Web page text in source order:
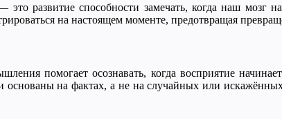
развитие способности замечать, когда наш мозг
на настоящем моменте, предотвращая
помогает осознавать, когда восприятие
основаны на фактах, а не на случайных или